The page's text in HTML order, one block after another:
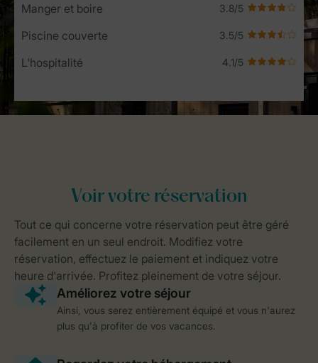
Manger et boire
Piscine couverte
L'hospitalité
Ainsi, vous serez entièrement équipé et vous n'aurez
plus qu'à profiter de vos vacances.